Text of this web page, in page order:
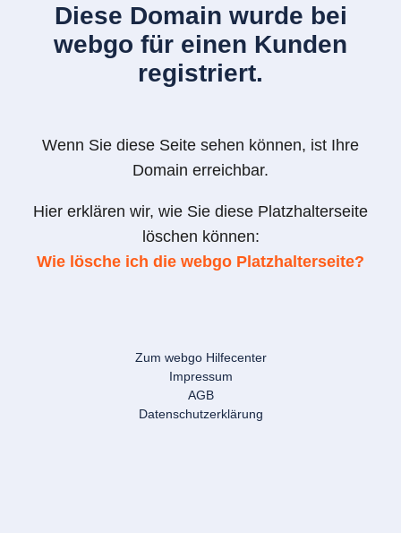
Diese Domain wurde bei
webgo für einen Kunden
registriert.
Wenn Sie diese Seite sehen können, ist Ihre
Domain erreichbar.
Hier erklären wir, wie Sie diese Platzhalterseite
löschen können:
Wie lösche ich die webgo Platzhalterseite?
Zum webgo Hilfecenter
Impressum
AGB
Datenschutzerklärung